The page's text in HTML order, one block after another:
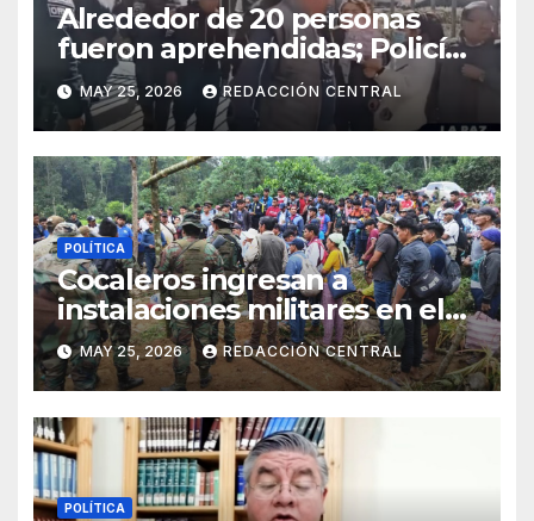
Alrededor de 20 personas
fueron aprehendidas; Policía
gasifica e impide ingreso de
manifestantes a plaza Murillo
MAY 25, 2026 REDACCIÓN CENTRAL
POLÍTICA
Cocaleros ingresan a
instalaciones militares en el
Trópico: “No aceptaremos un
estado de sitio”
MAY 25, 2026 REDACCIÓN CENTRAL
POLÍTICA